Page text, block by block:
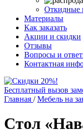
Откидные
Материалы
Как заказать
Акции и скидки
Отзывы
Вопросы и
Контактная
Бесплатный вызов
Главная /Мебель на
Стол